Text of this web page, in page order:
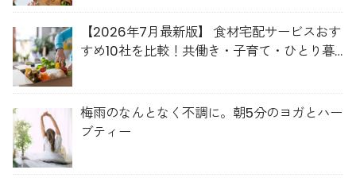
【2026年7月最新版】 食材宅配サービスおす
すめ10社を比較！共働き・子育て・ひとり暮
梅雨のなんとなく不調に。朝5分のヨガとハー
ブティー